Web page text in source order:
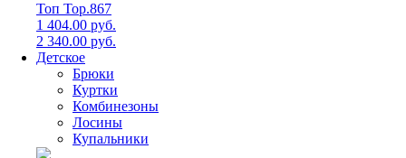
Топ Top.867
1 404.00 руб.
2 340.00 руб.
Детское
Брюки
Куртки
Комбинезоны
Лосины
Купальники